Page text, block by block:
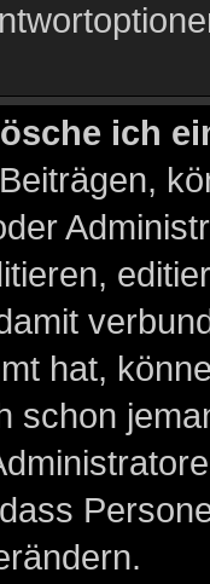
ich
hat,
schon